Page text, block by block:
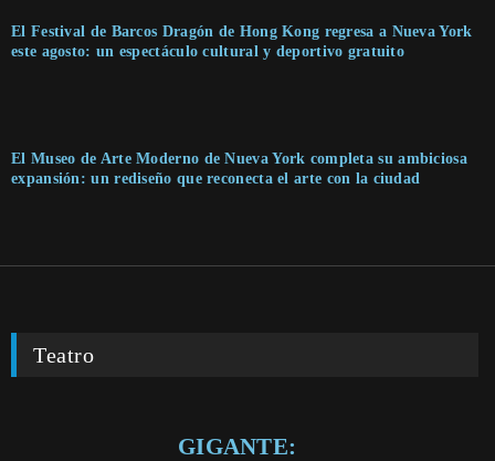
El Festival de Barcos Dragón de Hong Kong regresa a Nueva York
este agosto: un espectáculo cultural y deportivo gratuito
El Museo de Arte Moderno de Nueva York completa su ambiciosa
expansión: un rediseño que reconecta el arte con la ciudad
Teatro
GIGANTE: